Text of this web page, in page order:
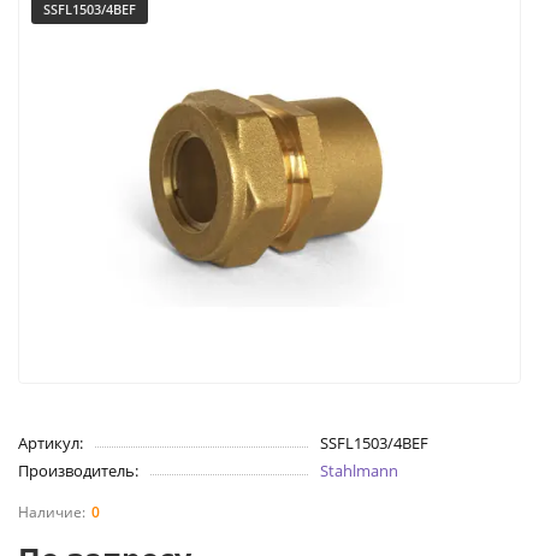
SSFL1503/4BEF
Артикул:
SSFL1503/4BEF
Производитель:
Stahlmann
0